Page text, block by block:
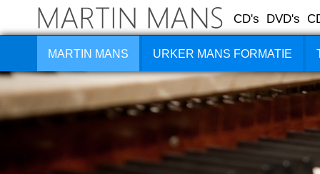
CD's DVD's
MARTIN MANS URKER MANS FORMATIE